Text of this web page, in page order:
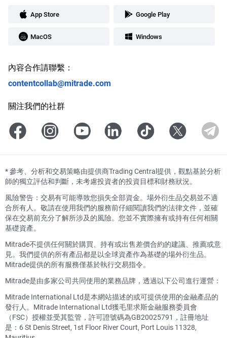
App Store Google Play
MacOS Windows
內容合作請聯繫：
contentcollab@mitrade.com
關注我們的社群
*參考、分析和交易策略由提供商Trading Central提供，觀點基於分析
師的獨立評估和判斷，未考慮投資者的投資目標和財務狀況。
風險警告：交易有可能導致您損失全部資金。場外衍生品交易並不適
合所有人。敬請在使用我們的服務前仔細閱讀我們的法律文件，並確
保在交易前充分了解所涉及的風險。您並不實際擁有或持有任何相關
基礎資產。
Mitrade不提供任何關於購買、持有或出售差價合約的建議、推薦或意
見。我們提供的所有產品都是以全球資產作為基礎的場外衍生品。
Mitrade提供的所有服務僅基於執行交易指令。
Mitrade是由多家公司共同使用的業務品牌，透過以下公司進行運營：
Mitrade International Ltd是本網站描述的或可提供使用的金融產品的
發行人。Mitrade International Ltd獲毛里求斯金融服務委員會
（FSC）授權並受其監管，許可證號碼為GB20025791，註冊地址
是：6 St Denis Street, 1st Floor River Court, Port Louis 11328,